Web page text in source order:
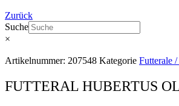
Zurück
Suche
×
Artikelnummer: 207548 Kategorie Futterale /
FUTTERAL HUBERTUS